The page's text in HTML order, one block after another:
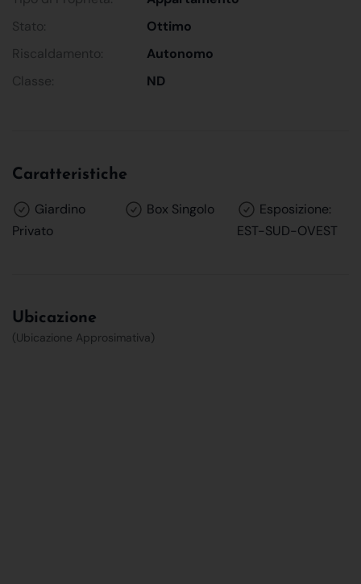
Stato:
Ottimo
Riscaldamento:
Autonomo
Classe:
ND
Caratteristiche
Giardino
Privato
Box Singolo
Esposizione:
EST-SUD-OVEST
Ubicazione
(Ubicazione Approsimativa)